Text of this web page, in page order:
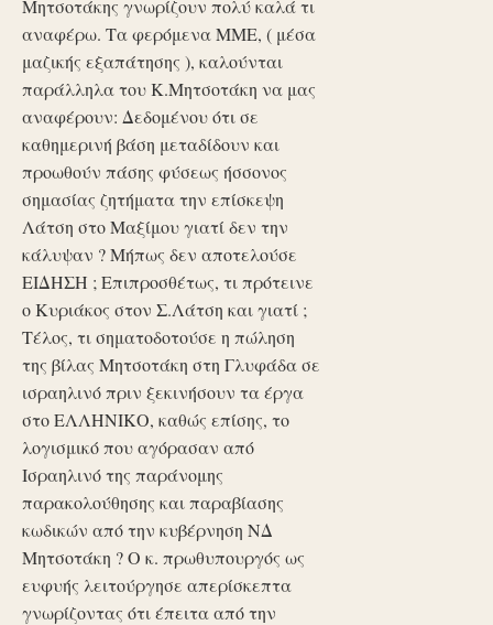
Μητσοτάκης γνωρίζουν πολύ καλά τι
αναφέρω. Τα φερόμενα ΜΜΕ, ( μέσα
μαζικής εξαπάτησης ), καλούνται
παράλληλα του Κ.Μητσοτάκη να μας
αναφέρουν: Δεδομένου ότι σε
καθημερινή βάση μεταδίδουν και
προωθούν πάσης φύσεως ήσσονος
σημασίας ζητήματα την επίσκεψη
Λάτση στο Μαξίμου γιατί δεν την
κάλυψαν ? Μήπως δεν αποτελούσε
ΕΙΔΗΣΗ ; Επιπροσθέτως, τι πρότεινε
ο Κυριάκος στον Σ.Λάτση και γιατί ;
Τέλος, τι σηματοδοτούσε η πώληση
της βίλας Μητσοτάκη στη Γλυφάδα σε
ισραηλινό πριν ξεκινήσουν τα έργα
στο ΕΛΛΗΝΙΚΟ, καθώς επίσης, το
λογισμικό που αγόρασαν από
Ισραηλινό της παράνομης
παρακολούθησης και παραβίασης
κωδικών από την κυβέρνηση ΝΔ
Μητσοτάκη ? Ο κ. πρωθυπουργός ως
ευφυής λειτούργησε απερίσκεπτα
γνωρίζοντας ότι έπειτα από την